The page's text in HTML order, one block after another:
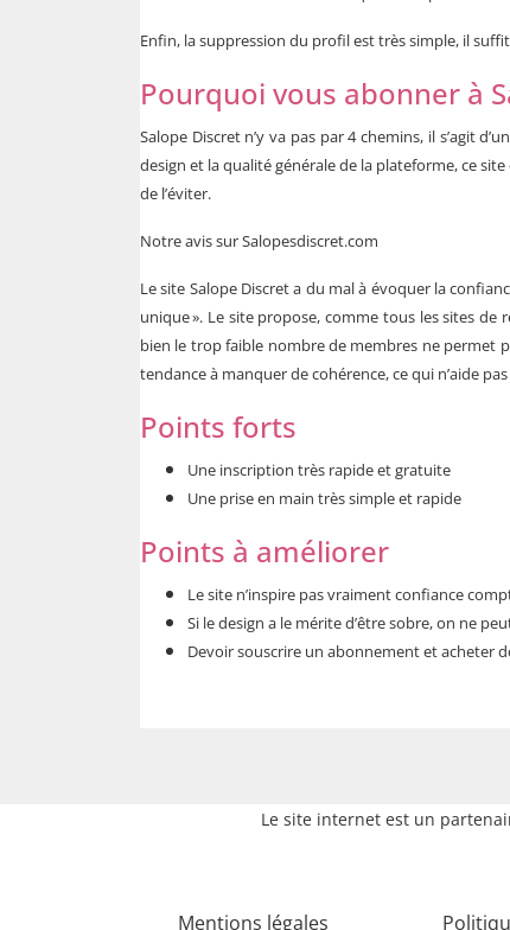
Enfin, la suppression du profil est très simple, il
Pourquoi vous abonner à
Salope Discret n’y va pas par 4 chemins, il s’agit
design et la qualité générale de la plateforme, ce
de l’éviter.
Notre avis sur Salopesdiscret.com
Le site Salope Discret a du mal à évoquer la
unique ». Le site propose, comme tous les sites
bien le trop faible nombre de membres ne permet
tendance à manquer de cohérence, ce qui n’aide
Points forts
Une inscription très rapide et gratuite
Une prise en main très simple et rapide
Points à améliorer
Le site n’inspire pas vraiment confiance
Si le design a le mérite d’être sobre, on ne
Devoir souscrire un abonnement et acheter
Le site internet est un
Mentions légales